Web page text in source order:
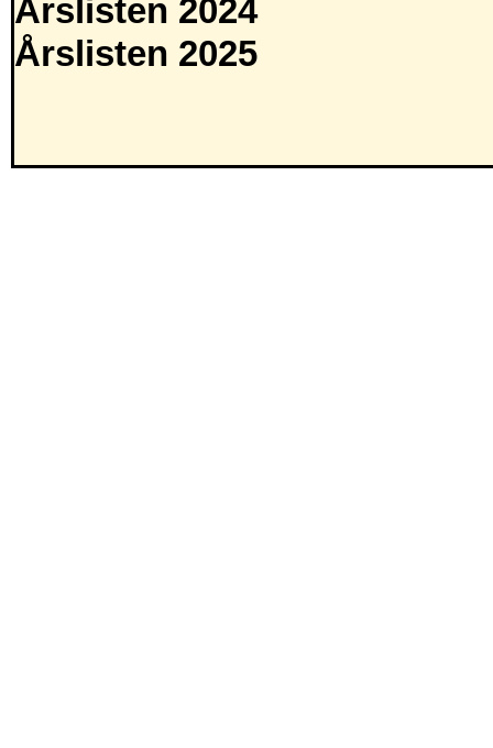
Årslisten 2024
Årslisten 2025